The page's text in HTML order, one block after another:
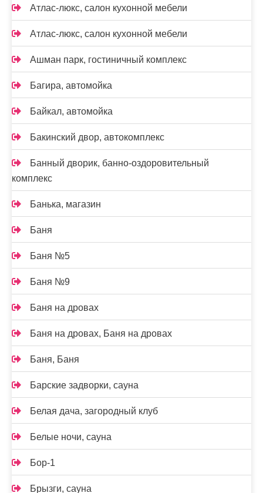
Атлас-люкс, салон кухонной мебели
Атлас-люкс, салон кухонной мебели
Ашман парк, гостиничный комплекс
Багира, автомойка
Байкал, автомойка
Бакинский двор, автокомплекс
Банный дворик, банно-оздоровительный
комплекс
Банька, магазин
Баня
Баня №5
Баня №9
Баня на дровах
Баня на дровах, Баня на дровах
Баня, Баня
Барские задворки, сауна
Белая дача, загородный клуб
Белые ночи, сауна
Бор-1
Брызги, сауна